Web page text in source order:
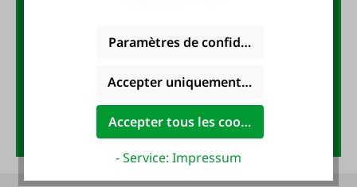
Anmelden
Paramètres de confidentialité
Accepter uniquement les cookies
Accepter tous les cookies
- Service: Impressum